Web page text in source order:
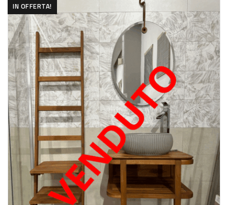
IN OFFERTA!